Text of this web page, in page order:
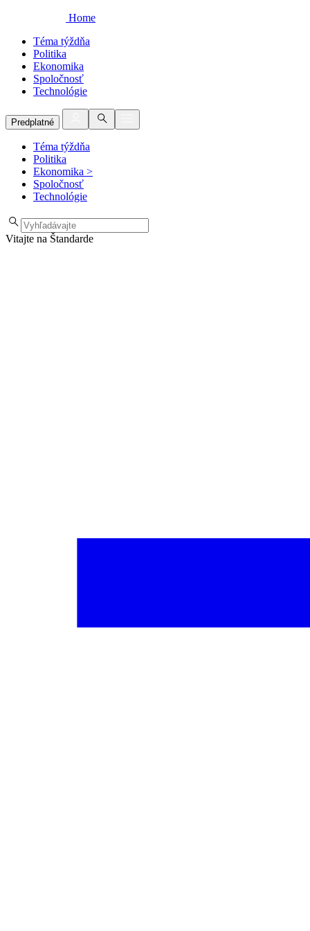
Home
Téma týždňa
Politika
Ekonomika
Spoločnosť
Technológie
Predplatné
Téma týždňa
Politika
Ekonomika >
Spoločnosť
Technológie
Vitajte na Štandarde